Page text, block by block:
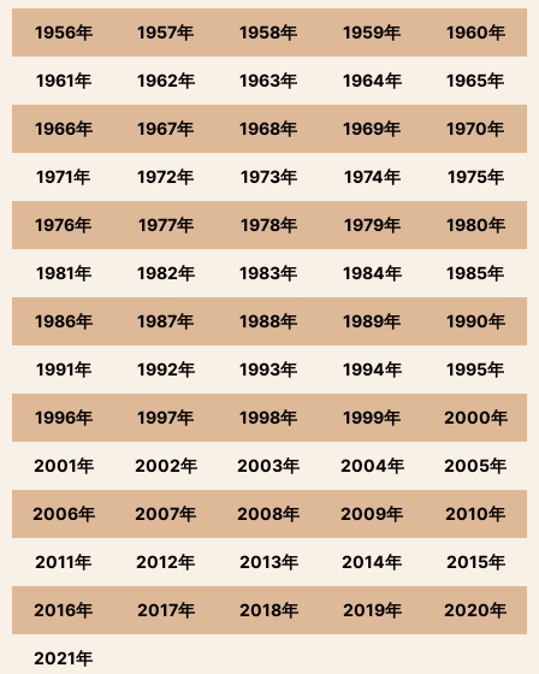
1956年 1957年 1958年 1959年 1960年
1961年 1962年 1963年 1964年 1965年
1966年 1967年 1968年 1969年 1970年
1971年 1972年 1973年 1974年 1975年
1976年 1977年 1978年 1979年 1980年
1981年 1982年 1983年 1984年 1985年
1986年 1987年 1988年 1989年 1990年
1991年 1992年 1993年 1994年 1995年
1996年 1997年 1998年 1999年 2000年
2001年 2002年 2003年 2004年 2005年
2006年 2007年 2008年 2009年 2010年
2011年 2012年 2013年 2014年 2015年
2016年 2017年 2018年 2019年 2020年
2021年